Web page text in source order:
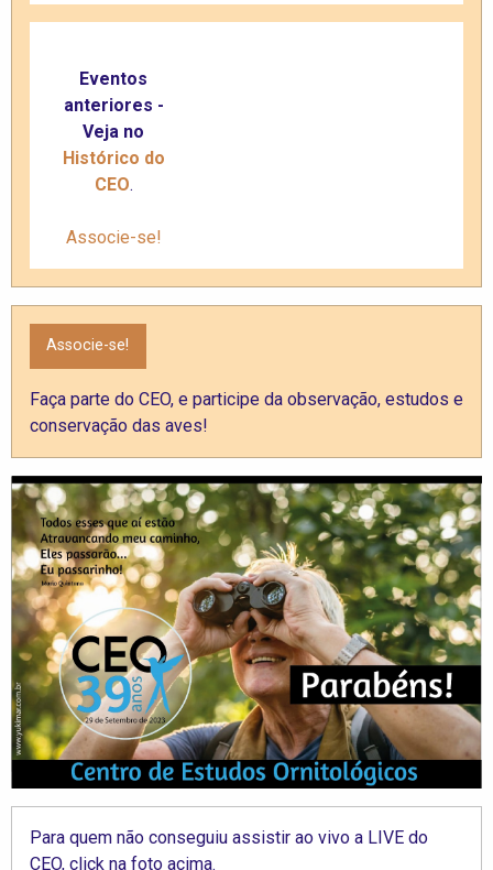
Eventos
anteriores -
Veja no
Histórico do
CEO.
Associe-se!
Associe-se!
Faça parte do CEO, e participe da observação, estudos e
conservação das aves!
Para quem não conseguiu assistir ao vivo a LIVE do
CEO, click na foto acima.